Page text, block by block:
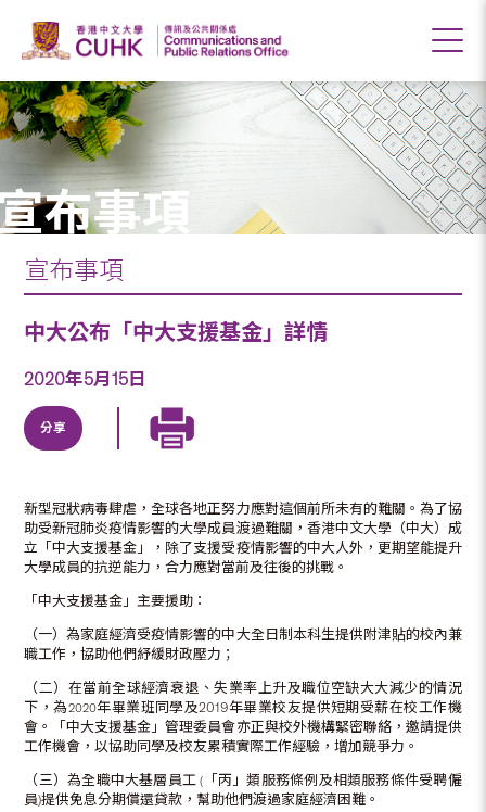
布事項
宣布事項
中大公布「中大支援基金」詳情
2020年5月15日
分享
新型冠狀病毒肆虐，全球各地正努力應對這個前所未有的難關。為了協
助受新冠肺炎疫情影響的大學成員渡過難關，香港中文大學（中大）成
立「中大支援基金」，除了支援受疫情影響的中大人外，更期望能提升
大學成員的抗逆能力，合力應對當前及往後的挑戰。
「中大支援基金」主要援助：
（一）為家庭經濟受疫情影響的中大全日制本科生提供附津貼的校內兼
職工作，協助他們紓緩財政壓力；
（二）在當前全球經濟衰退、失業率上升及職位空缺大大減少的情況
下，為2020年畢業班同學及2019年畢業校友提供短期受薪在校工作機
會。「中大支援基金」管理委員會亦正與校外機構緊密聯絡，邀請提供
工作機會，以協助同學及校友累積實際工作經驗，增加競爭力。
（三）為全職中大基層員工 ( 「丙」類服務條例及相類服務條件受聘僱
員)提供免息分期償還貸款，幫助他們渡過家庭經濟困難。